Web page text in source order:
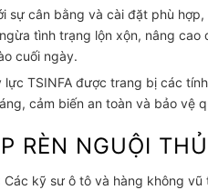
sự cân bằng và cài đặt phù
tình trạng lộn xộn, nâng
cuối ngày.
lực TSINFA được trang bị các
cảm biến an toàn và bảo vệ
RÈN NGUỘI
Các kỹ sư ô tô và hàng không